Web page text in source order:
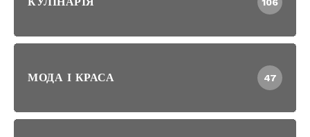
106
МОДА І КРАСА 47